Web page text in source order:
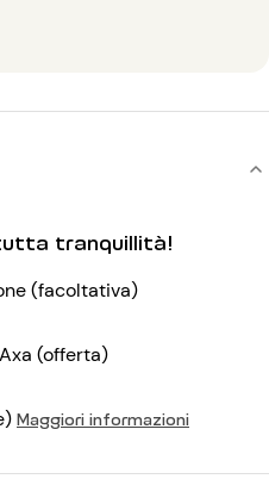
tranquillità!
(facoltativa)
(offerta)
Maggiori informazioni